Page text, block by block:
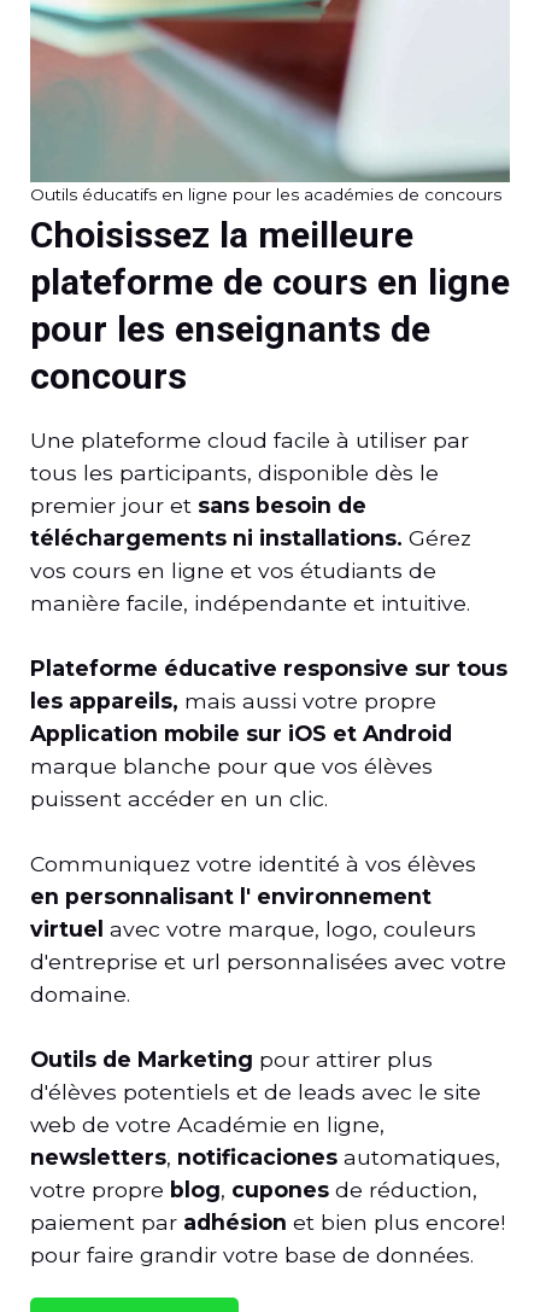
Outils éducatifs en ligne pour les académies de concours
Choisissez la meilleure
plateforme de cours en ligne
pour les enseignants de
concours
Une plateforme cloud facile à utiliser par
tous les participants, disponible dès le
premier jour et sans besoin de
téléchargements ni installations. Gérez
vos cours en ligne et vos étudiants de
manière facile, indépendante et intuitive.
Plateforme éducative responsive sur tous
les appareils, mais aussi votre propre
Application mobile sur iOS et Android
marque blanche pour que vos élèves
puissent accéder en un clic.
Communiquez votre identité à vos élèves
en personnalisant l' environnement
virtuel avec votre marque, logo, couleurs
d'entreprise et url personnalisées avec votre
domaine.
Outils de Marketing pour attirer plus
d'élèves potentiels et de leads avec le site
web de votre Académie en ligne,
newsletters, notificaciones automatiques,
votre propre blog, cupones de réduction,
paiement par adhésion et bien plus encore!
pour faire grandir votre base de données.